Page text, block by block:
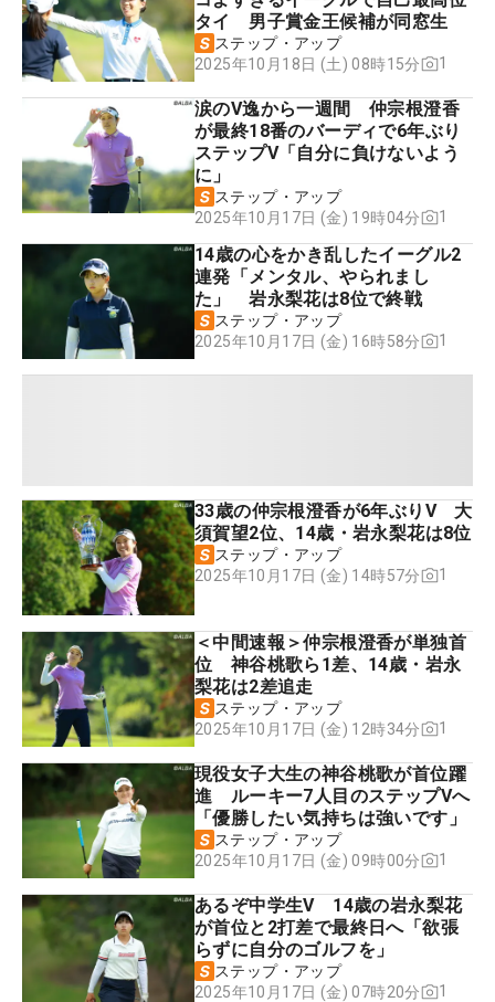
タイ 男子賞金王候補が同窓生
ステップ・アップ
2025年10月18日 (土) 08時15分
1
涙のV逸から一週間 仲宗根澄香
が最終18番のバーディで6年ぶり
ステップV「自分に負けないよう
に」
ステップ・アップ
2025年10月17日 (金) 19時04分
1
14歳の心をかき乱したイーグル2
連発「メンタル、やられまし
た」 岩永梨花は8位で終戦
ステップ・アップ
2025年10月17日 (金) 16時58分
1
33歳の仲宗根澄香が6年ぶりV 大
須賀望2位、14歳・岩永梨花は8位
ステップ・アップ
2025年10月17日 (金) 14時57分
1
＜中間速報＞仲宗根澄香が単独首
位 神谷桃歌ら1差、14歳・岩永
梨花は2差追走
ステップ・アップ
2025年10月17日 (金) 12時34分
1
現役女子大生の神谷桃歌が首位躍
進 ルーキー7人目のステップVへ
「優勝したい気持ちは強いです」
ステップ・アップ
2025年10月17日 (金) 09時00分
1
あるぞ中学生V 14歳の岩永梨花
が首位と2打差で最終日へ「欲張
らずに自分のゴルフを」
ステップ・アップ
2025年10月17日 (金) 07時20分
1